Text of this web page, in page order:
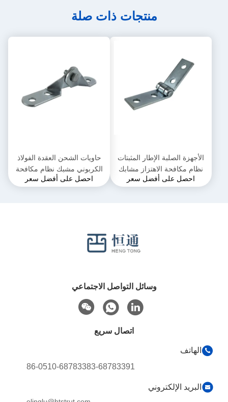
منتجات ذات صلة
الأجهزة الصلبة الإطار المثبتات
نظام مكافحة الاهتزاز مشابك
احصل على أفضل سعر
حاويات الشحن العقدة الفولاذ
الكربوني مشبك نظام مكافحة
الاهتزازات السيارات
احصل على أفضل سعر
وسائل التواصل الاجتماعي
اتصال سريع
الهاتف
86-0510-68783383-68783391
البريد الإلكتروني